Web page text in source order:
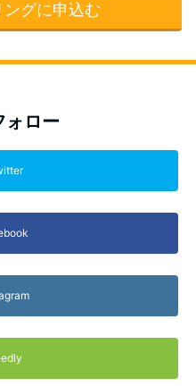
グに申込む
ォロー